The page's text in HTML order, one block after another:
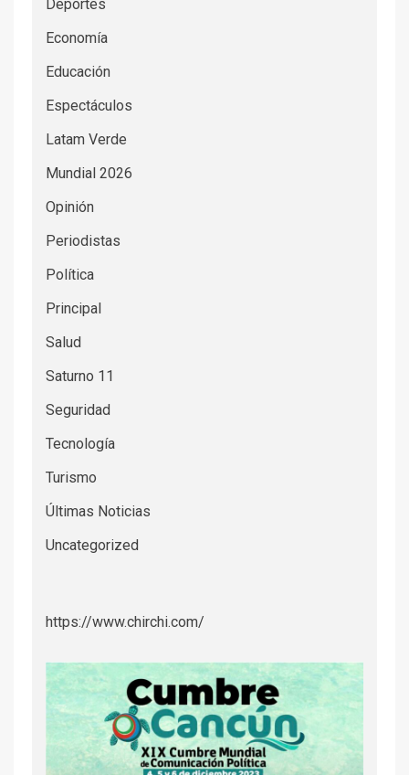
Deportes
Economía
Educación
Espectáculos
Latam Verde
Mundial 2026
Opinión
Periodistas
Política
Principal
Salud
Saturno 11
Seguridad
Tecnología
Turismo
Últimas Noticias
Uncategorized
https://www.chirchi.com/